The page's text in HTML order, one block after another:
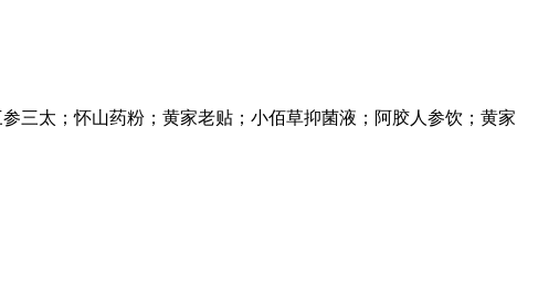
三太；怀山药粉；黄家老贴；小佰草抑菌液；阿胶人参饮；黄家